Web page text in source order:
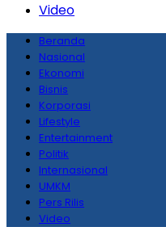
Video
Beranda
Nasional
Ekonomi
Bisnis
Korporasi
Lifestyle
Entertainment
Politik
Internasional
UMKM
Pers Rilis
Video